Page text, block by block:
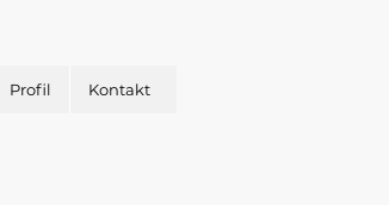
Profil Kontakt